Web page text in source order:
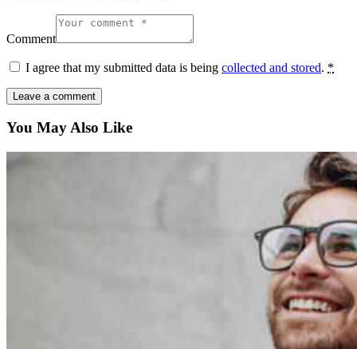
Comment
I agree that my submitted data is being collected and stored. *
You May Also Like